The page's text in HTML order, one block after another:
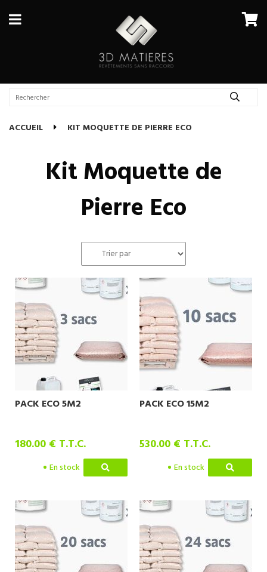
ACCUEIL KIT MOQUETTE DE PIERRE ECO
Kit Moquette de
Pierre Eco
PACK ECO 5M2
180.00 € T.T.C.
En stock
PACK ECO 15M2
530.00 € T.T.C.
En stock